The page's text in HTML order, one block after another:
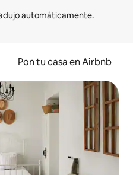
Pon tu casa en Airbnb